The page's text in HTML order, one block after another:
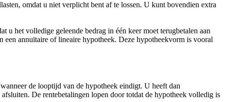
omdat u niet verplicht bent af te lossen. U kunt bovendien extra
het volledige geleende bedrag in één keer moet terugbetalen aan
een annuïtaire of lineaire hypotheek. Deze hypotheekvorm is vooral
de looptijd van de hypotheek eindigt. U heeft dan
De rentebetalingen lopen door totdat de hypotheek volledig is